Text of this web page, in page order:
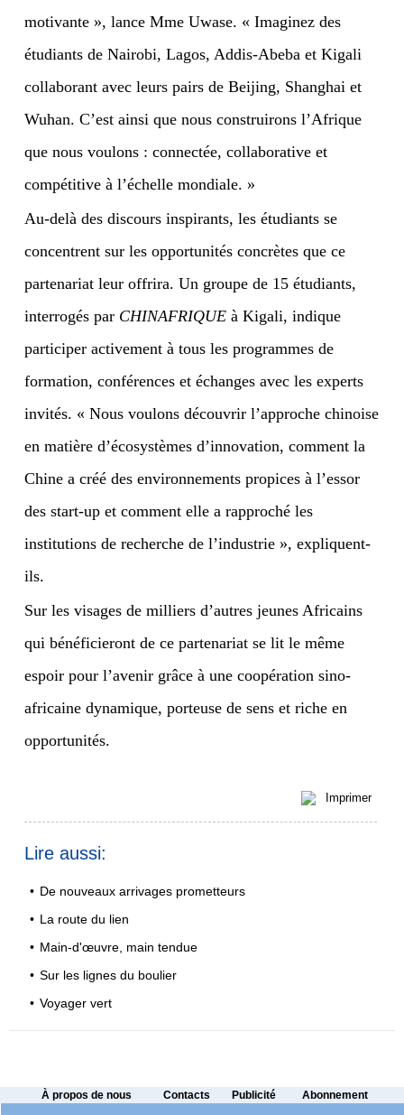
motivante », lance Mme Uwase. « Imaginez des
étudiants de Nairobi, Lagos, Addis-Abeba et Kigali
collaborant avec leurs pairs de Beijing, Shanghai et
Wuhan. C’est ainsi que nous construirons l’Afrique
que nous voulons : connectée, collaborative et
compétitive à l’échelle mondiale. »
Au-delà des discours inspirants, les étudiants se
concentrent sur les opportunités concrètes que ce
partenariat leur offrira. Un groupe de 15 étudiants,
interrogés par CHINAFRIQUE à Kigali, indique
participer activement à tous les programmes de
formation, conférences et échanges avec les experts
invités. « Nous voulons découvrir l’approche chinoise
en matière d’écosystèmes d’innovation, comment la
Chine a créé des environnements propices à l’essor
des start-up et comment elle a rapproché les
institutions de recherche de l’industrie », expliquent-
ils.
Sur les visages de milliers d’autres jeunes Africains
qui bénéficieront de ce partenariat se lit le même
espoir pour l’avenir grâce à une coopération sino-
africaine dynamique, porteuse de sens et riche en
opportunités.
Imprimer
Lire aussi:
• De nouveaux arrivages prometteurs
• La route du lien
• Main-d'œuvre, main tendue
• Sur les lignes du boulier
• Voyager vert
À propos de nous Contacts Publicité Abonnement